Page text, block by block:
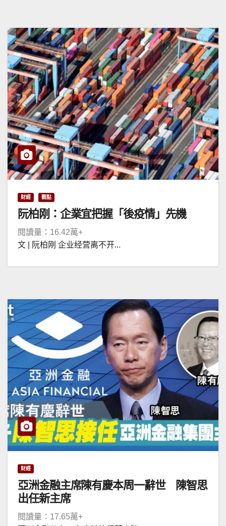
財經 觀點
阮柏刚：企業宜把握「後疫情」先機
閱讀量：16.42萬+
文 | 阮柏刚 企业经营离不开...
財經
亞洲金融主席陳有慶本周一辭世 陳智思
出任新主席
閱讀量：17.65萬+